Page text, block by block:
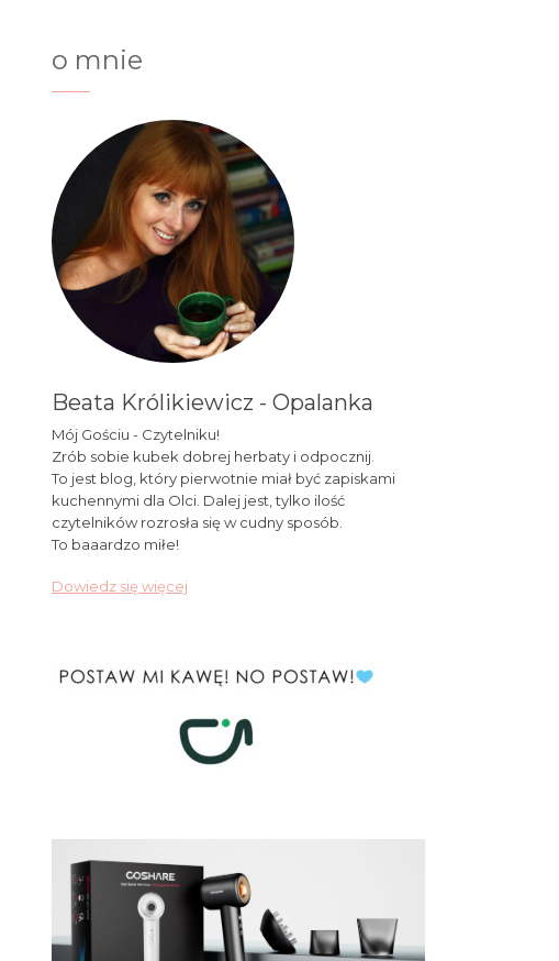
o mnie
Beata Królikiewicz - Opalanka
Mój Gościu - Czytelniku!
Zrób sobie kubek dobrej herbaty i odpocznij.
To jest blog, który pierwotnie miał być zapiskami
kuchennymi dla Olci. Dalej jest, tylko ilość
czytelników rozrosła się w cudny sposób.
To baaardzo miłe!
Dowiedz się więcej